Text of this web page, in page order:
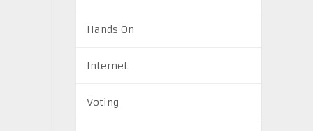
Hands On
Internet
Voting